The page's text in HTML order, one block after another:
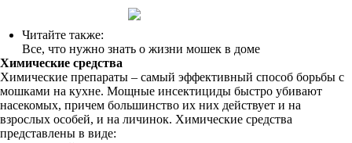
Читайте также:
Все, что нужно знать о жизни мошек в доме
Химические средства
Химические препараты – самый эффективный способ борьбы с
мошками на кухне. Мощные инсектициды быстро убивают
насекомых, причем большинство их них действует и на
взрослых особей, и на личинок. Химические средства
представлены в виде: